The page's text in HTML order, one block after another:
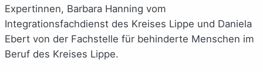
Expertinnen, Barbara Hanning vom
Integrationsfachdienst des Kreises Lippe und Daniela
Ebert von der Fachstelle für behinderte Menschen im
Beruf des Kreises Lippe.